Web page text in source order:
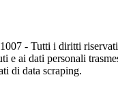
- Tutti i diritti
e ai dati personali
di data scraping.